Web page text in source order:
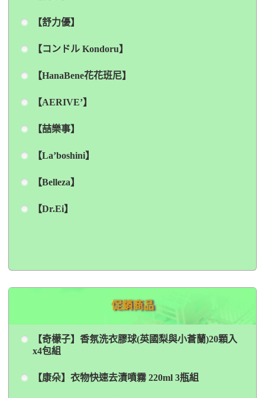
【舒力優】
【コンドル Kondoru】
【HanaBene花花班尼】
【AERIVE’】
【喆樂事】
【La’boshini】
【Belleza】
【Dr.Ei】
促銷商品
【奇檬子】香氛洗衣膠球(英國梨與小蒼蘭)20顆入
x4包組
【康朵】衣物快速去漬噴霧 220ml 3瓶組